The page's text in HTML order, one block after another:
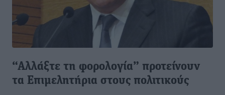
“Αλλάξτε τη φορολογία” προτείνουν
τα Επιμελητήρια στους πολιτικούς